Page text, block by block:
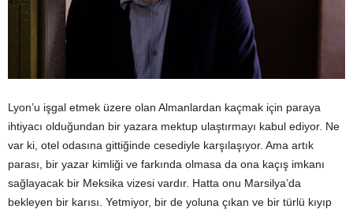
Lyon’u işgal etmek üzere olan Almanlardan kaçmak için paraya
ihtiyacı olduğundan bir yazara mektup ulaştırmayı kabul ediyor. Ne
var ki, otel odasına gittiğinde cesediyle karşılaşıyor. Ama artık
parası, bir yazar kimliği ve farkında olmasa da ona kaçış imkanı
sağlayacak bir Meksika vizesi vardır. Hatta onu Marsilya’da
bekleyen bir karısı. Yetmiyor, bir de yoluna çıkan ve bir türlü kıyıp